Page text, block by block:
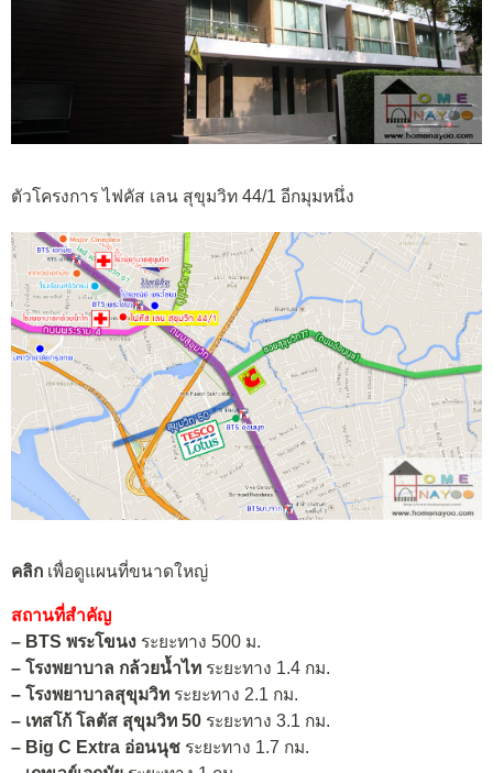
ตัวโครงการ ไฟคัส เลน สุขุมวิท 44/1 อีกมุมหนึ่ง
คลิก เพื่อดูแผนที่ขนาดใหญ่
สถานที่สำคัญ
– BTS พระโขนง ระยะทาง 500 ม.
– โรงพยาบาล กล้วยน้ำไท ระยะทาง 1.4 กม.
– โรงพยาบาลสุขุมวิท ระยะทาง 2.1 กม.
– เทสโก้ โลตัส สุขุมวิท 50 ระยะทาง 3.1 กม.
– Big C Extra อ่อนนุช ระยะทาง 1.7 กม.